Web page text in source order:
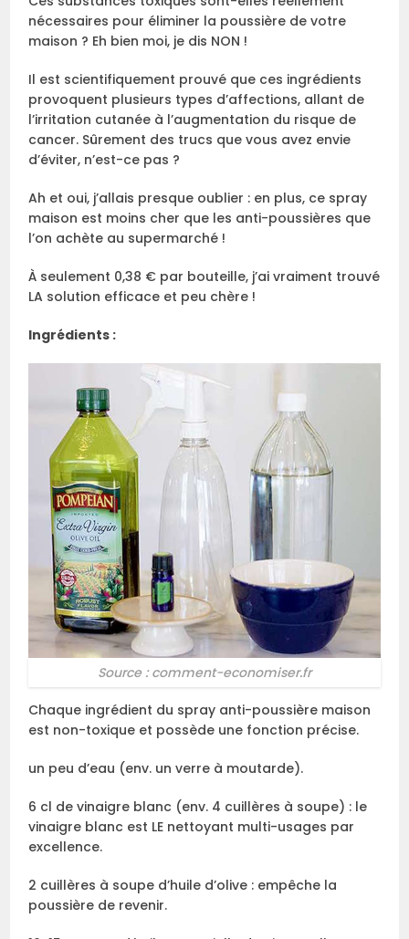
nécessaires pour éliminer la poussière de votre
maison ? Eh bien moi, je dis NON !
Il est scientifiquement prouvé que ces ingrédients
provoquent plusieurs types d’affections, allant de
l’irritation cutanée à l’augmentation du risque de
cancer. Sûrement des trucs que vous avez envie
d’éviter, n’est-ce pas ?
Ah et oui, j’allais presque oublier : en plus, ce spray
maison est moins cher que les anti-poussières que
l’on achète au supermarché !
À seulement 0,38 € par bouteille, j’ai vraiment trouvé
LA solution efficace et peu chère !
Ingrédients :
Source : comment-economiser.fr
Chaque ingrédient du spray anti-poussière maison
est non-toxique et possède une fonction précise.
un peu d’eau (env. un verre à moutarde).
6 cl de vinaigre blanc (env. 4 cuillères à soupe) : le
vinaigre blanc est LE nettoyant multi-usages par
excellence.
2 cuillères à soupe d’huile d’olive : empêche la
poussière de revenir.